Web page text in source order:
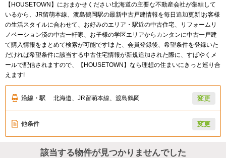
【HOUSETOWN】におまかせください!北海道の主要な不動産会社が集結して
いるから、JR留萌本線、渡島鶴岡駅の最新中古戸建情報を毎日追加更新!お客様
の生活スタイルに合わせて、お好みのエリア・駅近の中古住宅、リフォームリ
ノベーション済の中古一軒家、お子様の学区エリアからカンタンに中古一戸建
て購入情報をまとめて検索が可能です!また、会員登録後、希望条件を登録いた
だければ希望条件に該当する中古住宅情報が新規追加された際に、すばやくメ
ールで配信されますので、【HOUSETOWN】なら理想の住まいにきっと巡り合
えます!
沿線・駅 北海道、JR留萌本線、渡島鶴岡 変更
他条件 変更
該当する物件が見つかりませんでした